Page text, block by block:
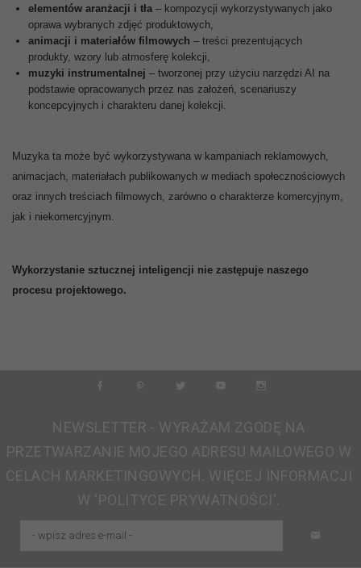
elementów aranżacji i tła – kompozycji wykorzystywanych jako
oprawa wybranych zdjęć produktowych,
animacji i materiałów filmowych – treści prezentujących
produkty, wzory lub atmosferę kolekcji,
muzyki instrumentalnej – tworzonej przy użyciu narzędzi AI na
podstawie opracowanych przez nas założeń, scenariuszy
koncepcyjnych i charakteru danej kolekcji.
Muzyka ta może być wykorzystywana w kampaniach reklamowych,
animacjach, materiałach publikowanych w mediach społecznościowych
oraz innych treściach filmowych, zarówno o charakterze komercyjnym,
jak i niekomercyjnym.
Wykorzystanie sztucznej inteligencji nie zastępuje naszego
procesu projektowego.
NEWSLETTER - WYRAŻAM ZGODĘ NA
PRZETWARZANIE MOJEGO ADRESU MAILOWEGO W
CELACH MARKETINGOWYCH. WIĘCEJ INFORMACJI
W 'POLITYCE PRYWATNOŚCI'.